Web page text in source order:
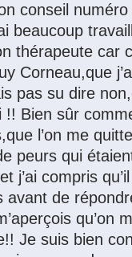
conseil
beaucoup
thérapeute car
Corneau,que
pas su dire
!! Bien sûr
l’on me
peurs qui
j’ai compris
avant de
qu’on
Je suis bien